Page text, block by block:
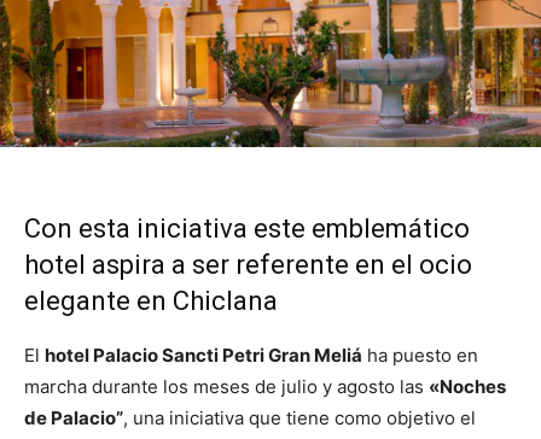
Con esta iniciativa este emblemático
hotel aspira a ser referente en el ocio
elegante en Chiclana
El hotel Palacio Sancti Petri Gran Meliá ha puesto en
marcha durante los meses de julio y agosto las «Noches
de Palacio”, una iniciativa que tiene como objetivo el